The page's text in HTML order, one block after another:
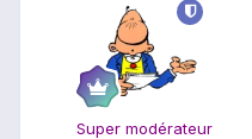
Super modérateur